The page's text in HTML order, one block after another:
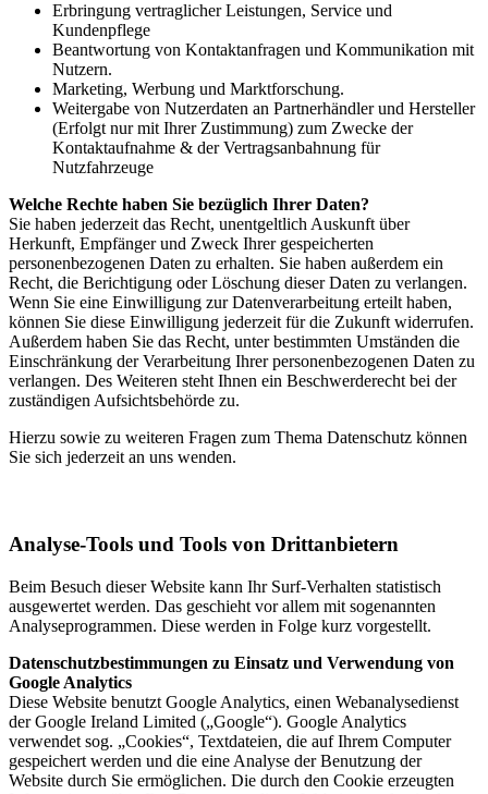
Erbringung vertraglicher Leistungen, Service und
Kundenpflege
Beantwortung von Kontaktanfragen und Kommunikation mit
Nutzern.
Marketing, Werbung und Marktforschung.
Weitergabe von Nutzerdaten an Partnerhändler und Hersteller
(Erfolgt nur mit Ihrer Zustimmung) zum Zwecke der
Kontaktaufnahme & der Vertragsanbahnung für
Nutzfahrzeuge
Welche Rechte haben Sie bezüglich Ihrer Daten?
Sie haben jederzeit das Recht, unentgeltlich Auskunft über
Herkunft, Empfänger und Zweck Ihrer gespeicherten
personenbezogenen Daten zu erhalten. Sie haben außerdem ein
Recht, die Berichtigung oder Löschung dieser Daten zu verlangen.
Wenn Sie eine Einwilligung zur Datenverarbeitung erteilt haben,
können Sie diese Einwilligung jederzeit für die Zukunft widerrufen.
Außerdem haben Sie das Recht, unter bestimmten Umständen die
Einschränkung der Verarbeitung Ihrer personenbezogenen Daten zu
verlangen. Des Weiteren steht Ihnen ein Beschwerderecht bei der
zuständigen Aufsichtsbehörde zu.
Hierzu sowie zu weiteren Fragen zum Thema Datenschutz können
Sie sich jederzeit an uns wenden.
Analyse-Tools und Tools von Drittanbietern
Beim Besuch dieser Website kann Ihr Surf-Verhalten statistisch
ausgewertet werden. Das geschieht vor allem mit sogenannten
Analyseprogrammen. Diese werden in Folge kurz vorgestellt.
Datenschutzbestimmungen zu Einsatz und Verwendung von
Google Analytics
Diese Website benutzt Google Analytics, einen Webanalysedienst
der Google Ireland Limited („Google“). Google Analytics
verwendet sog. „Cookies“, Textdateien, die auf Ihrem Computer
gespeichert werden und die eine Analyse der Benutzung der
Website durch Sie ermöglichen. Die durch den Cookie erzeugten